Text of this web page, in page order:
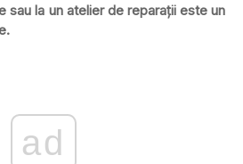
sau la un atelier de reparații este un
ad